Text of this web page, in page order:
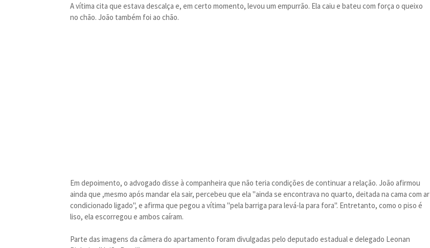
A vítima cita que estava descalça e, em certo momento, levou um empurrão. Ela caiu e bateu com força o queixo
no chão. João também foi ao chão.
Em depoimento, o advogado disse à companheira que não teria condições de continuar a relação. João afirmou
ainda que ,mesmo após mandar ela sair, percebeu que ela "ainda se encontrava no quarto, deitada na cama com ar
condicionado ligado", e afirma que pegou a vítima "pela barriga para levá-la para fora". Entretanto, como o piso é
liso, ela escorregou e ambos caíram.
Parte das imagens da câmera do apartamento foram divulgadas pelo deputado estadual e delegado Leonan